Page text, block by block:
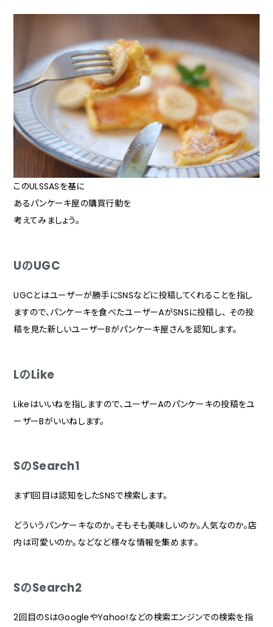
このULSSASを基に
あるパンケーキ屋の購買行動を
考えてみましょう。
UのUGC
UGCとはユーザーが勝手にSNSなどに投稿してくれることを指し
ますので、パンケーキを食べたユーザーAがSNSに投稿し、 その投
稿を見た新しいユーザーBがパンケーキ屋さんを認知します。
LのLike
Likeはいいねを指しますので、ユーザーAのパンケーキの投稿をユ
ーザーBがいいねします。
SのSearch1
まず1回目は認知をしたSNSで検索します。
どういうパンケーキなのか。そもそも美味しいのか。人気なのか。店
内は可愛いのか。などなど様々な情報を集めます。
SのSearch2
2回目のSはGoogleやYahoo!などの検索エンジンでの検索を指